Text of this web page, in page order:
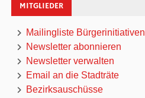
MITGLIEDER
Mailingliste Bürgerinitiativen
Newsletter abonnieren
Newsletter verwalten
Email an die Stadträte
Bezirksauschüsse